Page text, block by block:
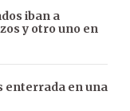
iban a
y otro uno en
enterrada en una